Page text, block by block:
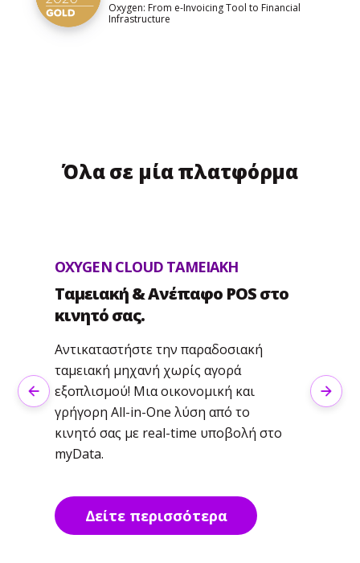
Oxygen: From e-Invoicing Tool to Financial
Infrastructure
Όλα σε μία πλατφόρμα
OXYGEN CLOUD ΤΑΜΕΙΑΚΗ
Ταμειακή & Ανέπαφο POS στο
κινητό σας.
Αντικαταστήστε την παραδοσιακή
ταμειακή μηχανή χωρίς αγορά
εξοπλισμού! Μια οικονομική και
γρήγορη Αll-in-One λύση από το
κινητό σας με real-time υποβολή στο
myData.
Δείτε περισσότερα
Previous Next